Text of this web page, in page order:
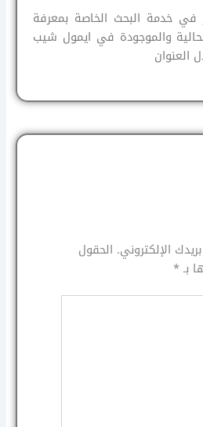
في خدمة البحث الخاصة بمعرفة
والموجودة في ايمول شيب
العنوان
الإلكتروني. الحقول
بـ*